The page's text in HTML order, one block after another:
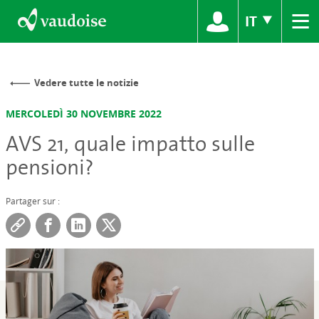
IT ≡
Vedere tutte le notizie
MERCOLEDÌ 30 NOVEMBRE 2022
AVS 21, quale impatto sulle
pensioni?
Partager sur :